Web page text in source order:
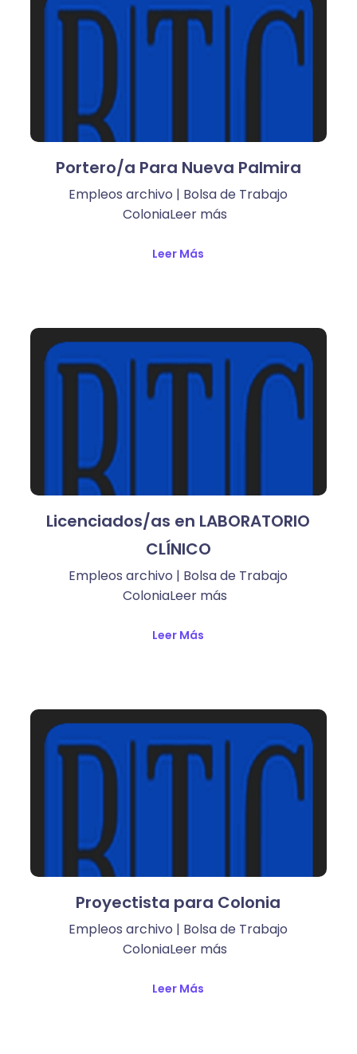
Portero/a Para Nueva Palmira
Empleos archivo | Bolsa de Trabajo
ColoniaLeer más ​
Leer Más
Licenciados/as en LABORATORIO
CLÍNICO
Empleos archivo | Bolsa de Trabajo
ColoniaLeer más ​
Leer Más
Proyectista para Colonia
Empleos archivo | Bolsa de Trabajo
ColoniaLeer más ​
Leer Más